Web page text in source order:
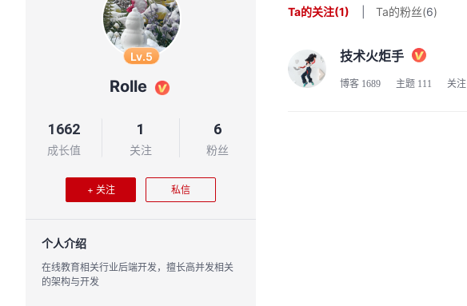
Lv.5
Rolle
1662
成长值
1
关注
6
粉丝
+ 关注 私信
个人介绍
在线教育相关行业后端开发，擅长高并发相关
的架构与开发
Ta的关注(1) Ta的粉丝(6)
技术火炬手
博客 1689 主题 111 关注